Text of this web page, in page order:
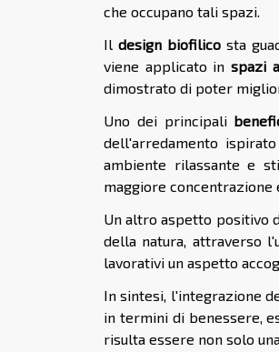
che occupano tali spazi.
Ildesign biofilico sta
viene applicato inspazi
dimostrato di poter
Uno dei principali
dell'arredamento
ambiente rilassante e
maggiore
Un altro aspetto positivo
della natura, attraverso
lavorativi un aspetto
In sintesi, l'integrazione
in termini di benessere,
risulta essere non solo